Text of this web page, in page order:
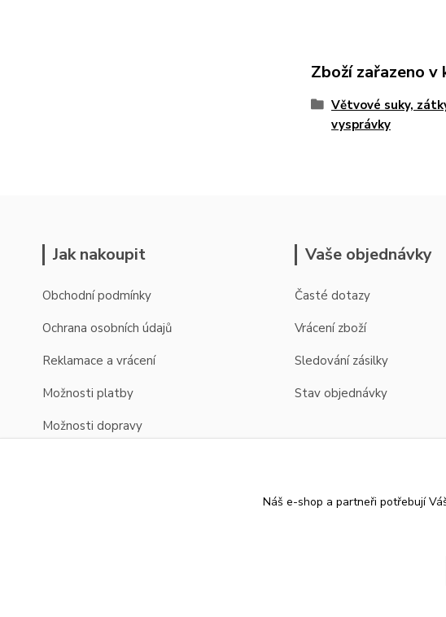
Zboží zařazeno v
Větvové suky,
vysprávky
Jak nakoupit
Obchodní podmínky
Ochrana osobních údajů
Reklamace a vrácení
Možnosti platby
Možnosti dopravy
Vaše objednávky
Časté dotazy
Vrácení zboží
Sledování zásilky
Stav objednávky
Náš e-shop a partneři potřebují